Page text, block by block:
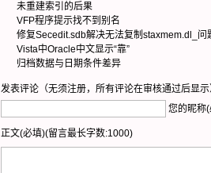
未重建索引的后果
VFP程序提示找不到别名
修复Secedit.sdb解决无法复制staxmem.dl_问
Vista中Oracle中文显示“靠”
归档数据与日期条件差异
发表评论（无须注册，所有评论在审核通过后显示
您的昵称
正文(必填)(留言最长字数:1000)